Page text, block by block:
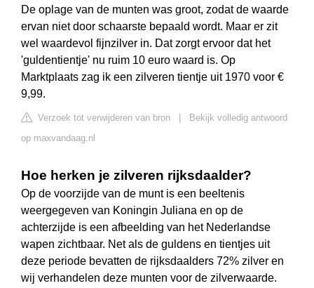
De oplage van de munten was groot, zodat de waarde
ervan niet door schaarste bepaald wordt. Maar er zit
wel waardevol fijnzilver in. Dat zorgt ervoor dat het
'guldentientje' nu ruim 10 euro waard is. Op
Marktplaats zag ik een zilveren tientje uit 1970 voor €
9,99.
Verzoek tot verwijderen van bron
Bekijk volledig antwoord
op maxvandaag.nl
Hoe herken je zilveren rijksdaalder?
Op de voorzijde van de munt is een beeltenis
weergegeven van Koningin Juliana en op de
achterzijde is een afbeelding van het Nederlandse
wapen zichtbaar. Net als de guldens en tientjes uit
deze periode bevatten de rijksdaalders 72% zilver en
wij verhandelen deze munten voor de zilverwaarde.